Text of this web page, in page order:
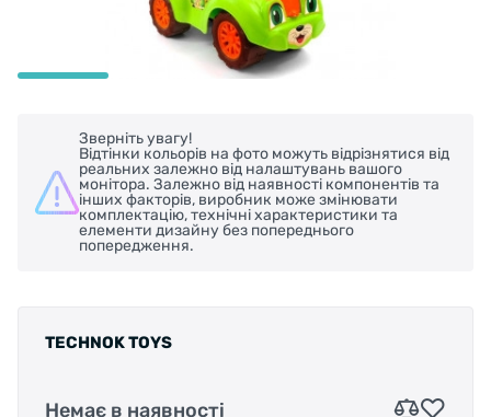
Зверніть увагу!
Відтінки кольорів на фото можуть відрізнятися від
реальних залежно від налаштувань вашого
монітора. Залежно від наявності компонентів та
інших факторів, виробник може змінювати
комплектацію, технічні характеристики та
елементи дизайну без попереднього
попередження.
TECHNOK TOYS
Немає в наявності